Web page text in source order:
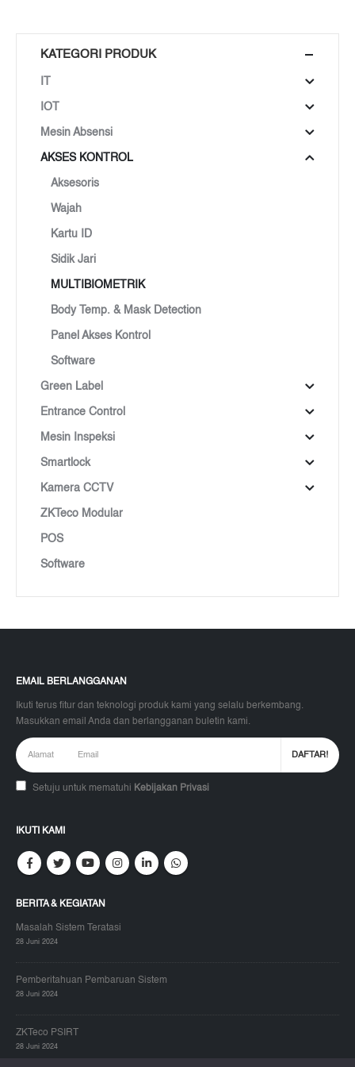
KATEGORI PRODUK
IOT
Mesin Absensi
AKSES KONTROL
Aksesoris
Wajah
Kartu ID
Sidik Jari
MULTIBIOMETRIK
Body Temp. & Mask Detection
Panel Akses Kontrol
Software
Green Label
Entrance Control
Mesin Inspeksi
Smartlock
Kamera CCTV
ZKTeco Modular
POS
Software
EMAIL BERLANGGANAN
Ikuti terus fitur dan teknologi produk kami yang selalu berkembang.
Masukkan email Anda dan berlangganan buletin kami.
Setuju untuk mematuhi Kebijakan Privasi
IKUTI KAMI
BERITA & KEGIATAN
Masalah Sistem Teratasi
28 Juni 2024
Pemberitahuan Pembaruan Sistem
28 Juni 2024
ZKTeco PSIRT
28 Juni 2024